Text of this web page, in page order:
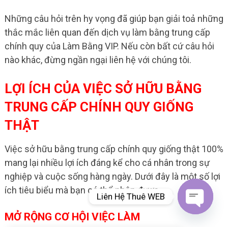
Những câu hỏi trên hy vọng đã giúp bạn giải toả những
thắc mắc liên quan đến dịch vụ làm bằng trung cấp
chính quy của Làm Bằng VIP. Nếu còn bất cứ câu hỏi
nào khác, đừng ngần ngại liên hệ với chúng tôi.
LỢI ÍCH CỦA VIỆC SỞ HỮU BẰNG
TRUNG CẤP CHÍNH QUY GIỐNG
THẬT
Việc sở hữu bằng trung cấp chính quy giống thật 100%
mang lại nhiều lợi ích đáng kể cho cá nhân trong sự
nghiệp và cuộc sống hàng ngày. Dưới đây là một số lợi
ích tiêu biểu mà bạn có thể nhận được.
MỞ RỘNG CƠ HỘI VIỆC LÀM
Liên Hệ Thuê WEB